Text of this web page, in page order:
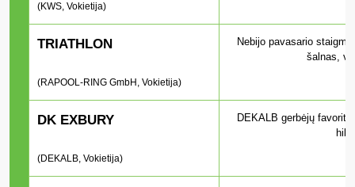
(KWS, Vokietija)
TRIATHLON
(RAPOOL-RING GmbH, Vokietija)
Nebijo pavasario
šalnas,
DK EXBURY
(DEKALB, Vokietija)
DEKALB gerbėjų